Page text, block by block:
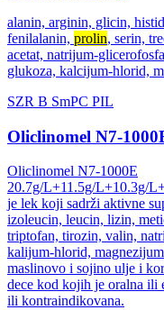
alanin, arginin, glicin,
fenilalanin, prolin, serin,
acetat, natrijum-
glukoza, kalcijum-hlorid,
SZR B SmPC PIL
Oliclinomel N7-
Oliclinomel N7-1000E
20.7g/L+11.5g/L+10.3g/
je lek koji sadrži aktivne
izoleucin, leucin, lizin,
triptofan, tirozin, valin,
kalijum-hlorid,
maslinovo i sojino ulje i
dece kod kojih je oralna ili
ili kontraindikovana.